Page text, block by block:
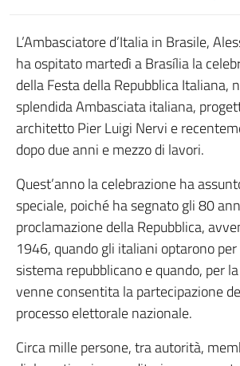
L’Ambasciatore d’Italia in Brasile,
ha ospitato martedì a Brasília la
della Festa della Repubblica Italiana,
splendida Ambasciata italiana,
architetto Pier Luigi Nervi e
dopo due anni e mezzo di lavori.
Quest’anno la celebrazione ha
speciale, poiché ha segnato gli 80
proclamazione della Repubblica,
1946, quando gli italiani optarono per
sistema repubblicano e quando, per
venne consentita la partecipazione
processo elettorale nazionale.
Circa mille persone, tra autorità,